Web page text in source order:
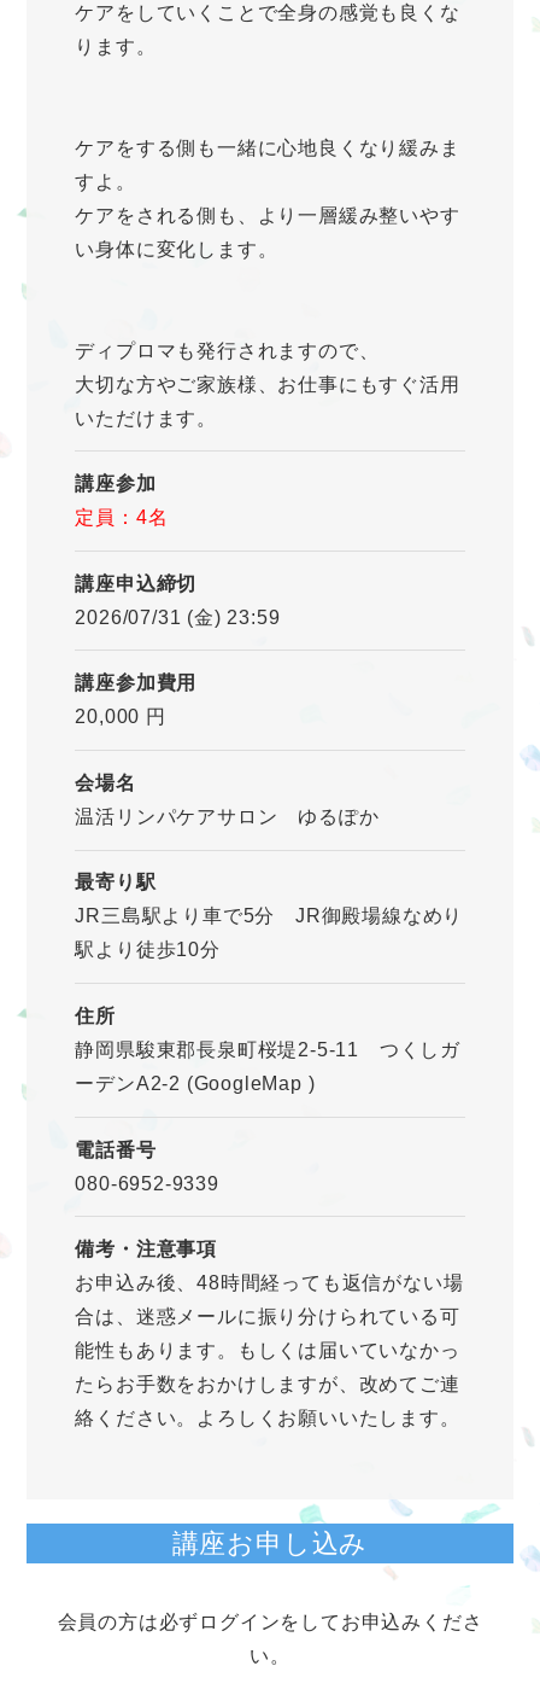
ケアをしていくことで全身の感覚も良くな
ります。
ケアをする側も一緒に心地良くなり緩みま
すよ。
ケアをされる側も、より一層緩み整いやす
い身体に変化します。
ディプロマも発行されますので、
大切な方やご家族様、お仕事にもすぐ活用
いただけます。
講座参加
定員：4名
講座申込締切
2026/07/31 (金) 23:59
講座参加費用
20,000 円
会場名
温活リンパケアサロン ゆるぽか
最寄り駅
JR三島駅より車で5分 JR御殿場線なめり
駅より徒歩10分
住所
静岡県駿東郡長泉町桜堤2-5-11 つくしガ
ーデンA2-2 (GoogleMap )
電話番号
080-6952-9339
備考・注意事項
お申込み後、48時間経っても返信がない場
合は、迷惑メールに振り分けられている可
能性もあります。もしくは届いていなかっ
たらお手数をおかけしますが、改めてご連
絡ください。よろしくお願いいたします。
講座お申し込み
会員の方は必ずログインをしてお申込みくださ
い。